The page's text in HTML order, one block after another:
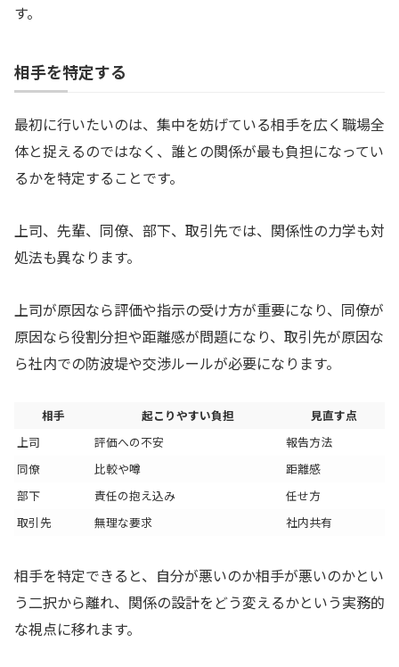
す。
相手を特定する
最初に行いたいのは、集中を妨げている相手を広く職場全
体と捉えるのではなく、誰との関係が最も負担になってい
るかを特定することです。
上司、先輩、同僚、部下、取引先では、関係性の力学も対
処法も異なります。
上司が原因なら評価や指示の受け方が重要になり、同僚が
原因なら役割分担や距離感が問題になり、取引先が原因な
ら社内での防波堤や交渉ルールが必要になります。
相手 起こりやすい負担
見直す点
上司
評価への不安
報告方法
同僚
比較や噂
距離感
部下
責任の抱え込み
任せ方
取引先
無理な要求 社内共有
相手を特定できると、自分が悪いのか相手が悪いのかとい
う二択から離れ、関係の設計をどう変えるかという実務的
な視点に移れます。